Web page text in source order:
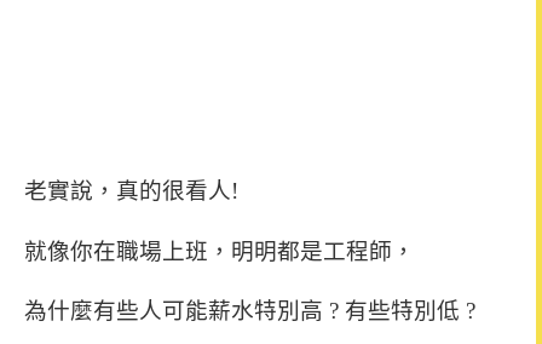
老實說，真的很看人!
就像你在職場上班，明明都是工程師，
為什麼有些人可能薪水特別高 ? 有些特別低 ?